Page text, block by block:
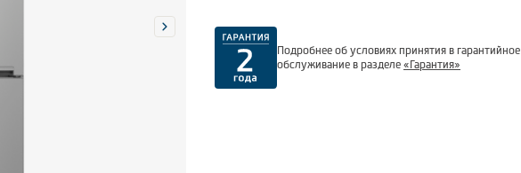
Подробнее об условиях принятия в гарантийное
обслуживание в разделе «Гарантия»